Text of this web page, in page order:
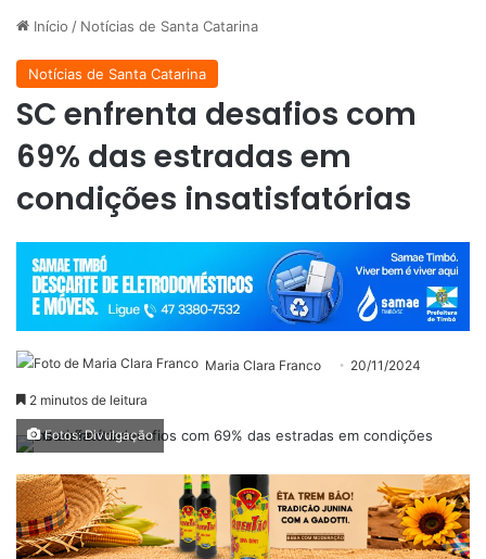
Início / Notícias de Santa Catarina
Notícias de Santa Catarina
SC enfrenta desafios com
69% das estradas em
condições insatisfatórias
Maria Clara Franco 20/11/2024
2 minutos de leitura
Fotos: Divulgação